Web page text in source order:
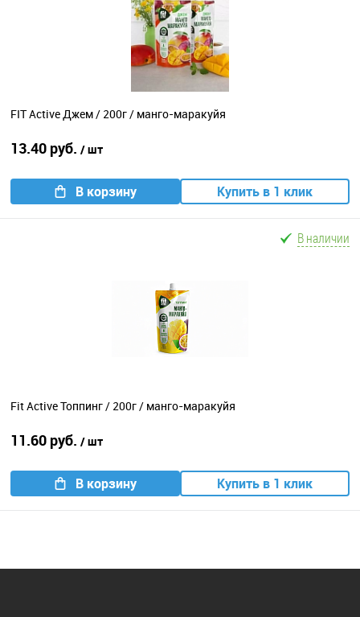
FIT Active Джем / 200г / манго-маракуйя
13.40 руб. / шт
В корзину Купить в 1 клик
В наличии
Fit Active Топпинг / 200г / манго-маракуйя
11.60 руб. / шт
В корзину Купить в 1 клик